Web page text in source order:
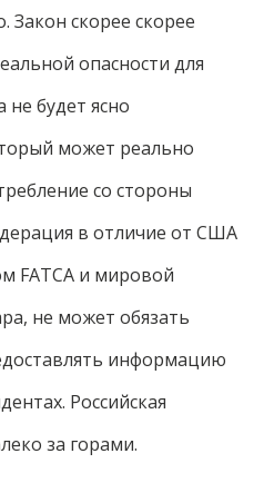
Закон скорее скорее
опасности для
будет ясно
может реально
со стороны
в отличие от США
FATCA и мировой
не может обязать
информацию
Российская
за горами.